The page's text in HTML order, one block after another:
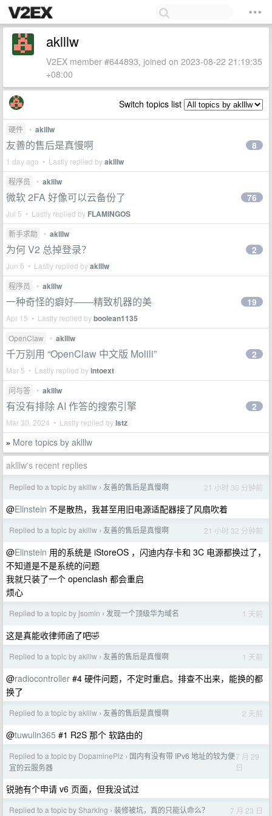
aklllw
V2EX member #644893, joined on 2023-08-22 21:19:35
+08:00
Switch topics list
硬件 • aklllw
友善的售后是真慢啊
1 day ago • Lastly replied byaklllw
8
程序员 • aklllw
微软 2FA 好像可以云备份了
Jul 5 • Lastly replied by FLAMINGOS
76
新手求助 • aklllw
为何 V2 总掉登录？
Jun 6 • Lastly replied byaklllw
2
程序员 • aklllw
一种奇怪的癖好——精致机器的美
Apr 15 • Lastly replied byboolean1135
19
OpenClaw • aklllw
千万别用 “OpenClaw 中文版 Molili”
Mar 5 • Lastly replied byintoext
2
问与答 • aklllw
有没有排除 AI 作答的搜索引擎
Mar 30, 2024 • Lastly replied bylstz
2
» More topics by aklllw
aklllw's recent replies
Replied to a topic by aklllw › 友善的售后是真慢啊 21 小时 30 分钟前
@Elinstein 不是散热，我甚至用旧电源适配器接了风扇吹着
Replied to a topic by aklllw › 友善的售后是真慢啊 21 小时 32 分钟前
@Elinstein 用的系统是 iStoreOS ，闪迪内存卡和 3C 电源都换过了，
不知道是不是系统的问题
我就只装了一个 openclash 都会重启
烦心
Replied to a topic by jsomin › 发现一个顶级华为域名 1 天前
这是真能收律师函了吧🤣
Replied to a topic by aklllw › 友善的售后是真慢啊 1 天前
@radiocontroller #4 硬件问题，不定时重启。排查不出来，能换的都
换了
Replied to a topic by aklllw › 友善的售后是真慢啊 2 天前
@tuwulin365 #1 R2S 那个 软路由的
Replied to a topic by DopaminePlz › 国内有没有带 IPv6 地址的较为便
宜的云服务器
7 月 29
日
锐驰有个申请 v6 页面，但我没试过
Replied to a topic by SharkIng › 装修被坑，真的只能认命么？ 7 月 23 日